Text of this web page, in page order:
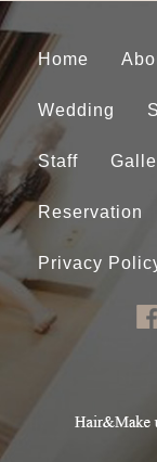
Home
Wedding
Staff
Reservation
Privacy